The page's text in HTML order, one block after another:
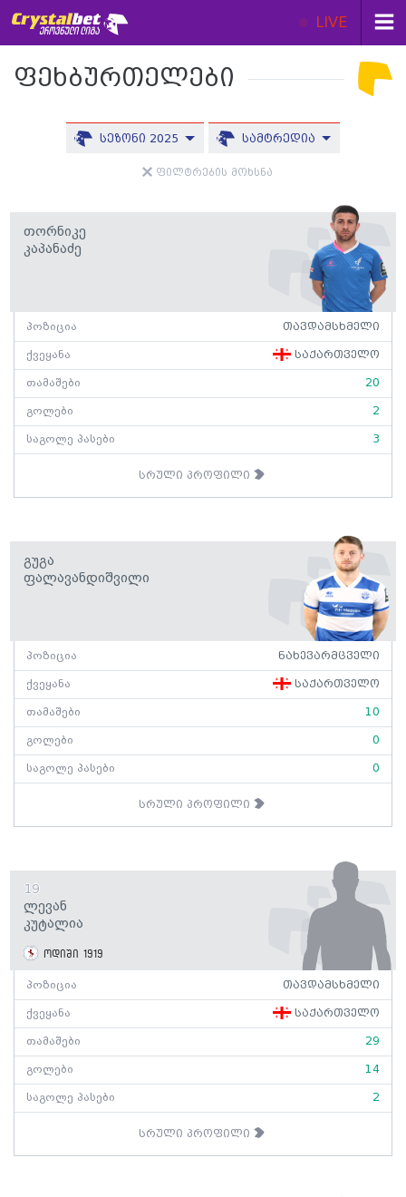
LIVE
ფეხბურთელები
სეზონი 2025 სამტრედია
ფილტრების მოხსნა
Თორნიკე
Კაპანაძე
პოზიცია თავდამსხმელი
ქვეყანა საქართველო
თამაშები 20
გოლები 2
საგოლე პასები 3
სრული პროფილი
Გუგა
Ფალავანდიშვილი
პოზიცია ნახევარმცველი
ქვეყანა საქართველო
თამაშები 10
გოლები 0
საგოლე პასები 0
სრული პროფილი
19
Ლევან
Კუტალია
ოდიში 1919
პოზიცია თავდამსხმელი
ქვეყანა საქართველო
თამაშები 29
გოლები 14
საგოლე პასები 2
სრული პროფილი